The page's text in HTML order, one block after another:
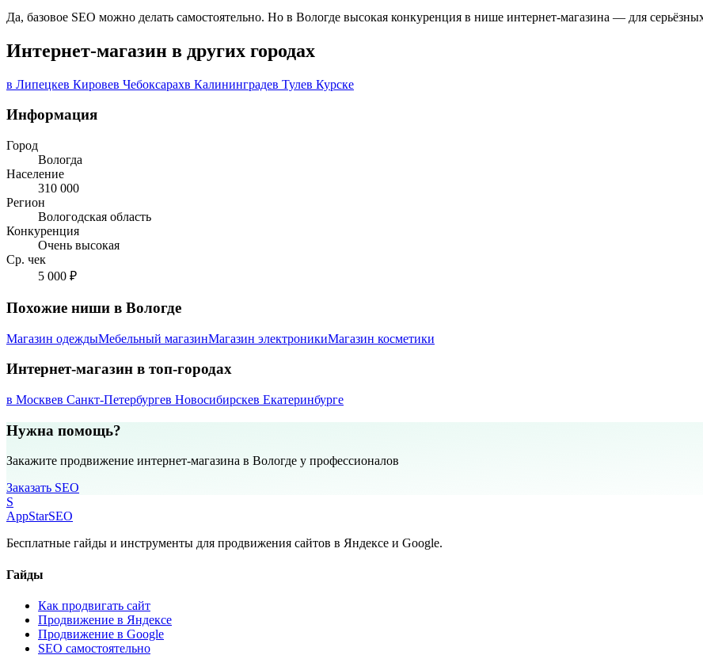
Да, базовое SEO можно делать самостоятельно. Но в Вологде высокая конкуренция в нише интернет-магазина — для
Интернет-магазин в других городах
в Липецкев Кировев Чебоксарахв Калининградев Тулев Курске
Информация
Город
Вологда
Население
310 000
Регион
Вологодская область
Конкуренция
Очень высокая
Ср. чек
5 000 ₽
Похожие ниши в Вологде
Магазин одеждыМебельный магазинМагазин электроникиМагазин косметики
Интернет-магазин в топ-городах
в Москвев Санкт-Петербургев Новосибирскев Екатеринбурге
Нужна помощь?
Закажите продвижение интернет-магазина в Вологде у профессионалов
Заказать SEO
S
AppStarSEO
Бесплатные гайды и инструменты для продвижения сайтов в Яндексе и Google.
Гайды
Как продвигать сайт
Продвижение в Яндексе
Продвижение в Google
SEO самостоятельно